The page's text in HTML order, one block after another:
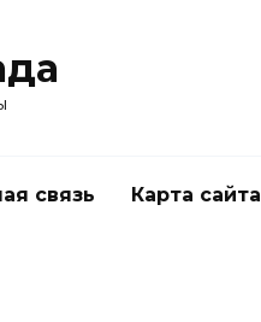
связь Карта сайта